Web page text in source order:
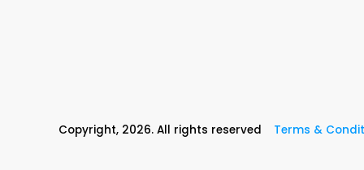
Copyright, 2026. All rights reserved Terms &